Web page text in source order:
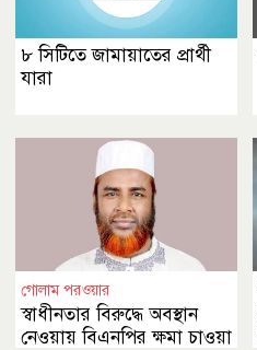
৮ সিটিতে জামায়াতের প্রার্থী
যারা
গোলাম পরওয়ার
স্বাধীনতার বিরুদ্ধে অবস্থান
নেওয়ায় বিএনপির ক্ষমা চাওয়া